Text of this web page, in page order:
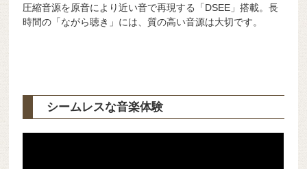
圧縮音源を原音により近い音で再現する「DSEE」搭載。長
時間の「ながら聴き」には、質の高い音源は大切です。
シームレスな音楽体験